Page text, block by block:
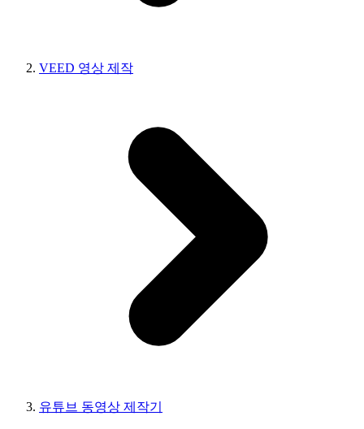
VEED 영상 제작
유튜브 동영상 제작기